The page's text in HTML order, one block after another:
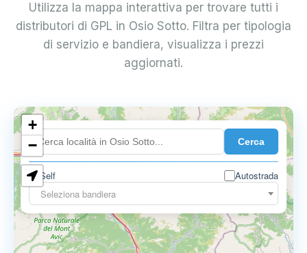
Utilizza la mappa interattiva per trovare tutti i
distributori di GPL in Osio Sotto. Filtra per tipologia
di servizio e bandiera, visualizza i prezzi
aggiornati.
Cerca
Self
Autostrada
Seleziona bandiera
0.899 €
+
−